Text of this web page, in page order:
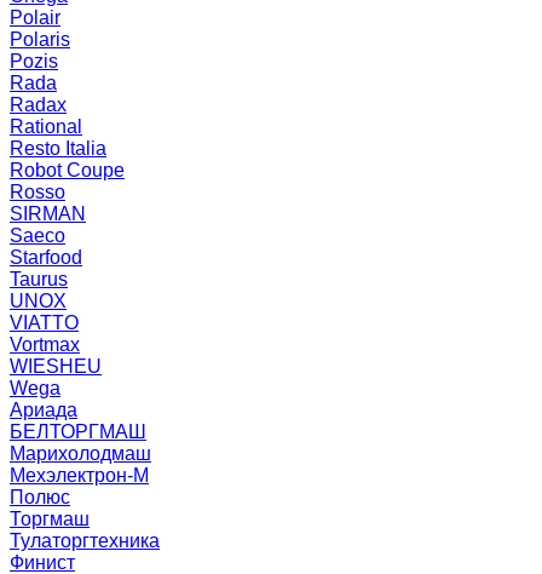
Polair
Polaris
Pozis
Rada
Radax
Rational
Resto Italia
Robot Coupe
Rosso
SIRMAN
Saeco
Starfood
Taurus
UNOX
VIATTO
Vortmax
WIESHEU
Wega
Ариада
БЕЛТОРГМАШ
Марихолодмаш
Мехэлектрон-М
Полюс
Торгмаш
Тулаторгтехника
Финист